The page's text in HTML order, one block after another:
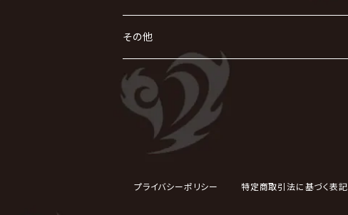
アリス九號. / ALICE NINE. / A9
有村竜太朗
cali≠gari
河村隆一
シド
JAKIGAN MEISTER
SPLENDID GOD GIRAFFE
SLAPSLY / CHIYU
DAVID / SUI / 縁
DARRELL
DIR EN GREY
DEXCORE
TAKE NO BREAK
DEZERT
Toshi
Dolly
花見桜こうき
薔薇の宮殿
BAROQUE
hide with Spread Beaver / hide
HIDE-ZOU
Plastic Tree
Frantic EMIRY
Blu-BiLLioN
ベル
HELLBROTH / ヘルブロス
The Benjamin
ペンタゴン
HOLLOWGRAM
MUSCLE ATTACK
マツタケワークス
摩天楼オペラ
THE MADNA
MIYAVI
美良政次
MERRY / メリー
THE MORTAL
MORRIE
最上川司
Luv PARADE
La'veil MizeriA
LAB.THE BASEMENT / ラボ ザ ベヰスメント
RAN / 蘭
Ricky
LEZARD
RENAME
LIBRAVEL / リブラヴェル
LIPHLICH
Ruiza
Lucy
LUNA SEA
れ
0.1gの誤算
the Raid.
ろ
Royz
我が為
hévn
ROCK AND READ
その他
プライバシーポリシー 特定商取引法に基づく表記